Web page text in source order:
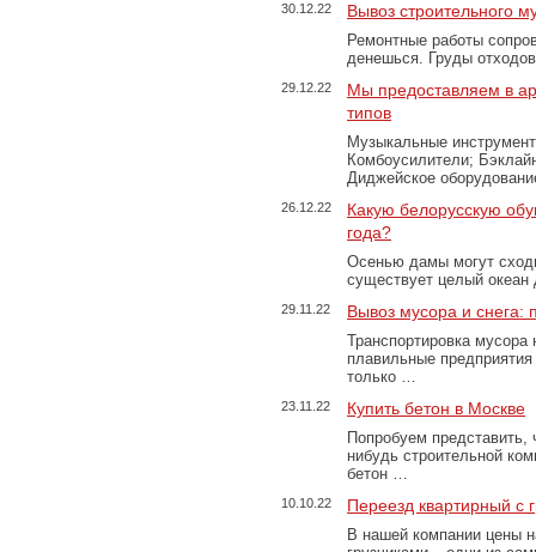
30.12.22 Вывоз строительного
Ремонтные работы
денешься. Груды
29.12.22
Мы предоставляем в
типов
Музыкальные
Комбоусилители;
Диджейское
26.12.22
Какую белорусскую
года?
Осенью дамы могут
существует целый
29.11.22 Вывоз мусора и
Транспортировка
плавильные
только …
23.11.22 Купить бетон в Москве
Попробуем представить,
нибудь строительной
бетон …
10.10.22 Переезд квартирный с
В нашей компании цены